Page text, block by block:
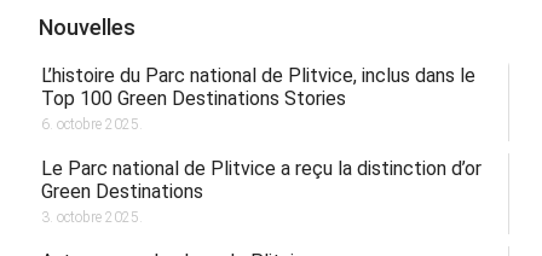
Nouvelles
L’histoire du Parc national de Plitvice, inclus dans le
Top 100 Green Destinations Stories
6. octobre 2025.
Le Parc national de Plitvice a reçu la distinction d’or
Green Destinations
3. octobre 2025.